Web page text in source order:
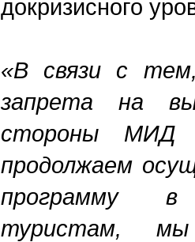
докризисного
«В связи с
запрета на
стороны
продолжаем
программу
туристам,